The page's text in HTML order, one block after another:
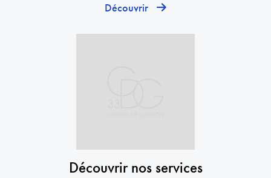
Découvrir
Découvrir nos services